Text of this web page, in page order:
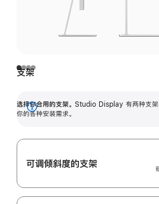
支架
选择你合用的支架。 Studio Display 有两种支架
你的各种安装需求。
展
可调倾斜度的支架